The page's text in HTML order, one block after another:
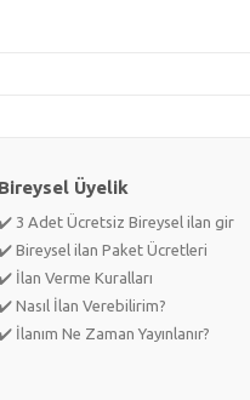
Bireysel Üyelik
3 Adet Ücretsiz Bireysel ilan gir
Bireysel ilan Paket Ücretleri
İlan Verme Kuralları
Nasıl İlan Verebilirim?
İlanım Ne Zaman Yayınlanır?